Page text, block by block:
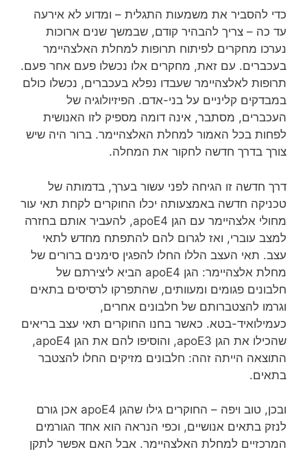
כדי להסביר את משמעות התגלית – ומדוע לא אירעה
עד כה – צריך להבהיר קודם, שבמשך שנים ארוכות
נערכו מחקרים לפיתוח תרופות למחלת האלצהיימר
בעכברים. עם זאת, מחקרים אלו נכשלו פעם אחר פעם.
תרופות לאלצהיימר שעבדו נפלא בעכברים, נכשלו כולם
במבדקים קליניים על בני-אדם. הפיזיולוגיה של
העכברים, מסתבר, אינה דומה מספיק לזו האנושית
לפחות בכל האמור למחלת האלצהיימר. ברור היה שיש
צורך בדרך חדשה לחקור את המחלה.
דרך חדשה זו הגיחה לפני עשור בערך, בדמותה של
טכניקה חדשה באמצעותה יכלו החוקרים לקחת תאי עור
מחולי אלצהיימר עם הגן apoE4, להעביר אותם בחזרה
למצב עוברי, ואז לגרום להם להתפתח מחדש לתאי
עצב. תאי העצב הללו החלו להפגין סימנים ברורים של
מחלת אלצהיימר: הגן apoE4 הביא ליצירתם של
חלבונים פגומים ומעוותים, שהתפרקו לרסיסים בתאים
וגרמו להצטברותם של חלבונים אחרים,
כעמילואיד-בטא. כאשר בחנו החוקרים תאי עצב בריאים
שהכילו את הגן apoE3, והוסיפו להם את הגן apoE4,
התוצאה הייתה זהה: חלבונים מזיקים החלו להצטבר
בתאים.
ובכן, טוב ויפה – החוקרים גילו שהגן apoE4 אכן גורם
לנזק בתאים אנושיים, וכפי הנראה הוא אחד הגורמים
המרכזיים למחלת האלצהיימר. אבל האם אפשר לתקן